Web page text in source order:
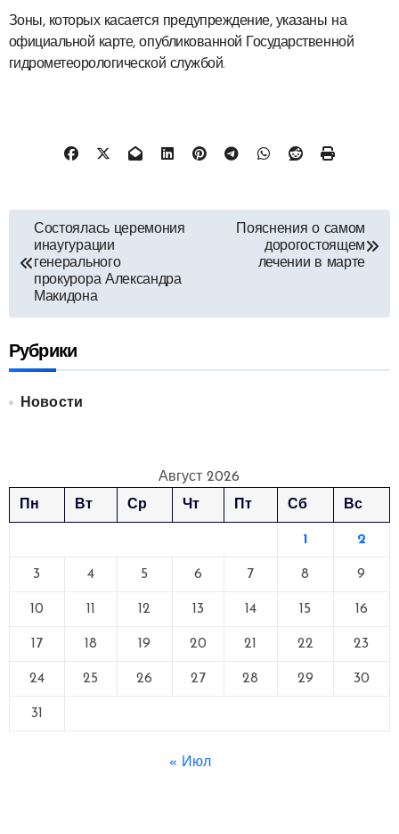
Зоны, которых касается предупреждение, указаны на
официальной карте, опубликованной Государственной
гидрометеорологической службой.
Навигация
по
записям
Состоялась церемония
инаугурации
генерального
прокурора Александра
Макидона
Пояснения о самом
дорогостоящем
лечении в марте
Рубрики
Новости
Август 2026
Пн
Вт Ср Чт Пт Сб Вс
1 2
3 4 5 6 7 8 9
10 11 12 13 14 15 16
17 18 19 20 21 22 23
24 25 26 27 28 29 30
31
« Июл